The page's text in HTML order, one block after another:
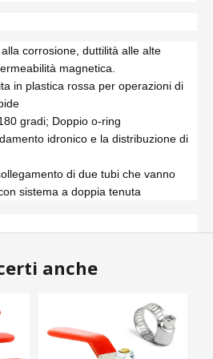
corrosione, duttilità alle alte
magnetica.
in plastica rossa per operazioni di
gradi; Doppio o-ring
idronico e la distribuzione di
di due tubi che vanno
sistema a doppia tenuta
anche